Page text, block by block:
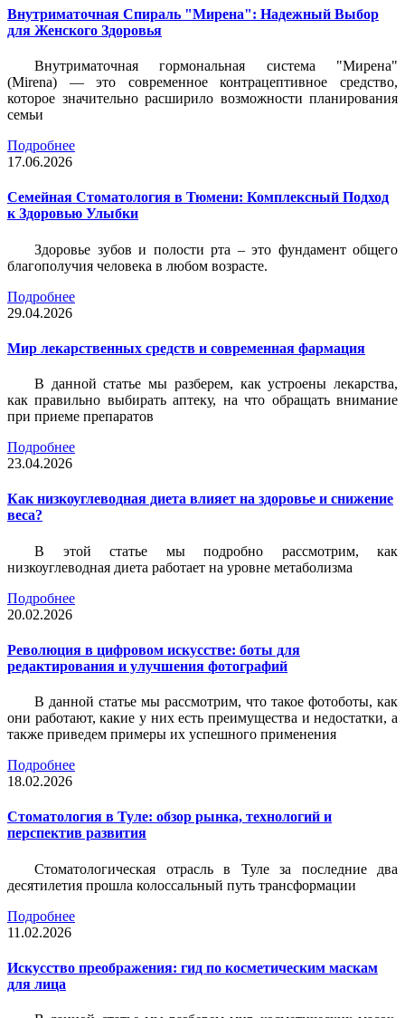
Внутриматочная Спираль "Мирена": Надежный Выбор
для Женского Здоровья
Внутриматочная гормональная система "Мирена"
(Mirena) — это современное контрацептивное средство,
которое значительно расширило возможности планирования
семьи
Подробнее
17.06.2026
Семейная Стоматология в Тюмени: Комплексный Подход
к Здоровью Улыбки
Здоровье зубов и полости рта – это фундамент общего
благополучия человека в любом возрасте.
Подробнее
29.04.2026
Мир лекарственных средств и современная фармация
В данной статье мы разберем, как устроены лекарства,
как правильно выбирать аптеку, на что обращать внимание
при приеме препаратов
Подробнее
23.04.2026
Как низкоуглеводная диета влияет на здоровье и снижение
веса?
В этой статье мы подробно рассмотрим, как
низкоуглеводная диета работает на уровне метаболизма
Подробнее
20.02.2026
Революция в цифровом искусстве: боты для
редактирования и улучшения фотографий
В данной статье мы рассмотрим, что такое фотоботы, как
они работают, какие у них есть преимущества и недостатки, а
также приведем примеры их успешного применения
Подробнее
18.02.2026
Стоматология в Туле: обзор рынка, технологий и
перспектив развития
Стоматологическая отрасль в Туле за последние два
десятилетия прошла колоссальный путь трансформации
Подробнее
11.02.2026
Искусство преображения: гид по косметическим маскам
для лица